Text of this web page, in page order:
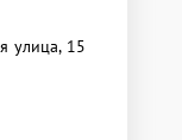
улица, 15